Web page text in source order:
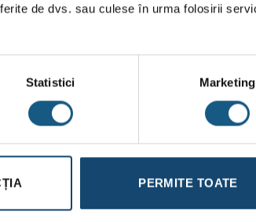
de dvs. sau culese în urma folosirii
Statistici Marketing
PERMITE TOATE